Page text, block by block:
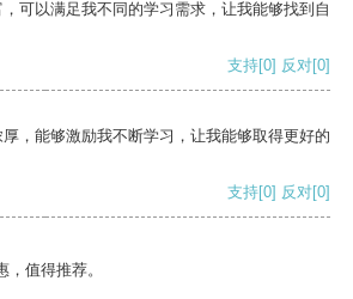
可以满足我不同的学习需求，让我能够找到自
支持[0] 反对[0]
，能够激励我不断学习，让我能够取得更好的
支持[0] 反对[0]
值得推荐。